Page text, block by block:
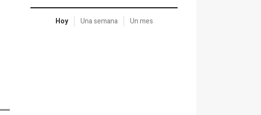
Hoy Una semana Un mes